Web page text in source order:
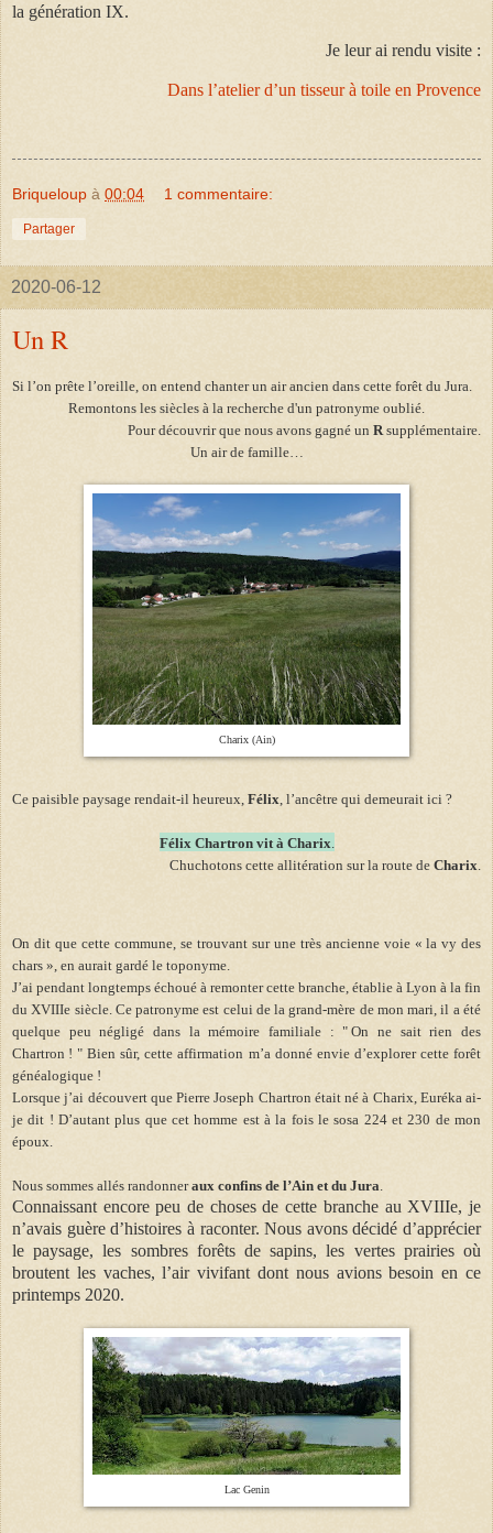
la génération IX.
Je leur ai rendu visite :
Dans l’atelier d’un tisseur à toile en Provence
Briqueloup à 00:04 1 commentaire:
Partager
2020-06-12
Un R
Si l’on prête l’oreille, on entend chanter un air ancien dans cette forêt du Jura.
Remontons les siècles à la recherche d'un patronyme oublié.
Pour découvrir que nous avons gagné un R supplémentaire.
Un air de famille…
Charix (Ain)
Ce paisible paysage rendait-il heureux, Félix , l’ancêtre qui demeurait ici ?
Félix Chartron vit à Charix
Chuchotons cette allitération sur la route de Charix
On dit que cette commune, se trouvant sur une très ancienne voie « la vy des
chars », en aurait gardé le toponyme.
J’ai pendant longtemps échoué à remonter cette branche, établie à Lyon à la fin
du XVIIIe siècle. Ce patronyme est celui de la grand-mère de mon mari, il a été
quelque peu négligé dans la mémoire familiale : " On ne sait rien des
Chartron ! " Bien sûr, cette affirmation m’a donné envie d’explorer cette forêt
généalogique !
Lorsque j’ai découvert que Pierre Joseph Chartron était né à Charix, Euréka ai-
je dit ! D’autant plus que cet homme est à la fois le sosa 224 et 230 de mon
époux.
Nous sommes allés randonneraux confins de l’Ain et du Jura.
Connaissant encore peu de choses de cette branche au XVIIIe, je
n’avais guère d’histoires à raconter. Nous avons décidé d’apprécier
le paysage, les sombres forêts de sapins, les vertes prairies où
broutent les vaches, l’air vivifant dont nous avions besoin en ce
printemps 2020.
Lac Genin